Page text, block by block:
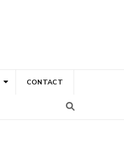
CONTACT